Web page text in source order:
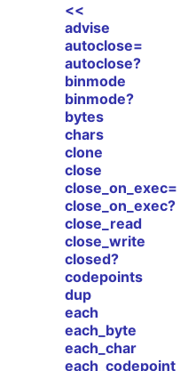
<<
advise
autoclose=
autoclose?
binmode
binmode?
bytes
chars
clone
close
close_on_exec=
close_on_exec?
close_read
close_write
closed?
codepoints
dup
each
each_byte
each_char
each_codepoint